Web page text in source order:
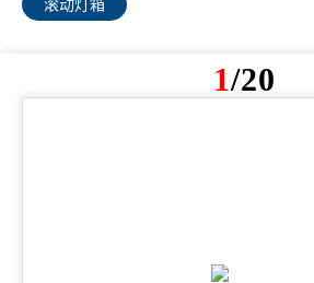
滚动灯箱
1/20